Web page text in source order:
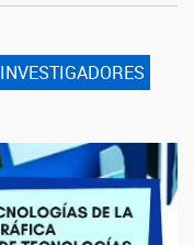
INVESTIGADORES